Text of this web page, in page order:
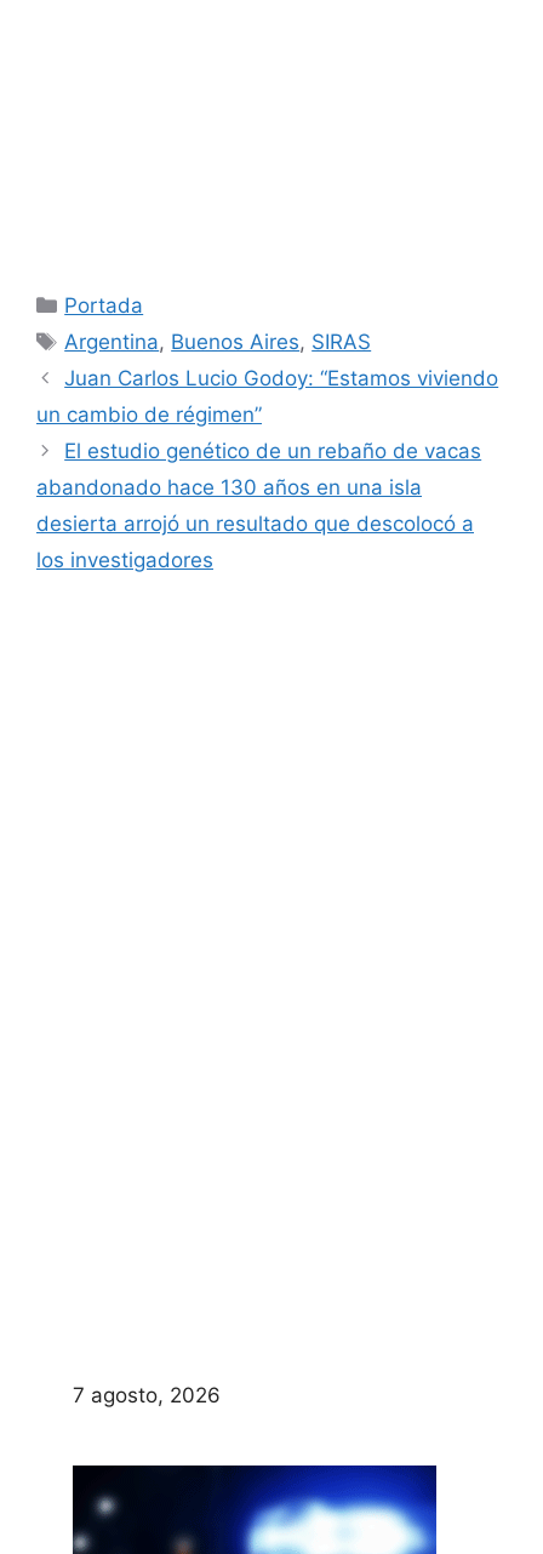
Categorías
Portada
Etiquetas
Argentina, Buenos Aires, SIRAS
Juan Carlos Lucio Godoy: “Estamos viviendo
un cambio de régimen”
El estudio genético de un rebaño de vacas
abandonado hace 130 años en una isla
desierta arrojó un resultado que descolocó a
los investigadores
7 agosto, 2026